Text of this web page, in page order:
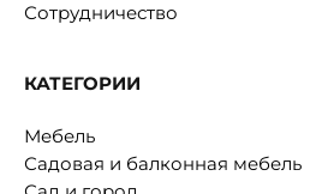
Сотрудничество
КАТЕГОРИИ
Мебель
Садовая и балконная мебель